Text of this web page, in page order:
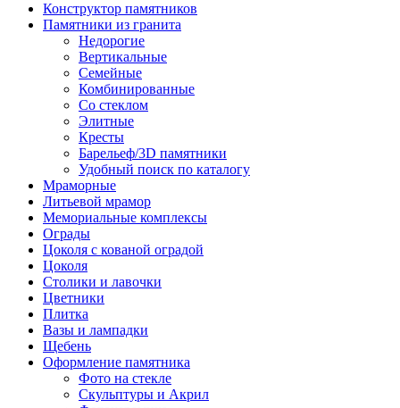
Конструктор памятников
Памятники из гранита
Недорогие
Вертикальные
Семейные
Комбинированные
Со стеклом
Элитные
Кресты
Барельеф/3D памятники
Удобный поиск по каталогу
Мраморные
Литьевой мрамор
Мемориальные комплексы
Ограды
Цоколя с кованой оградой
Цоколя
Столики и лавочки
Цветники
Плитка
Вазы и лампадки
Щебень
Оформление памятника
Фото на стекле
Скульптуры и Акрил